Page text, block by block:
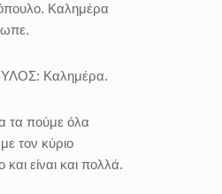
Καλημέρα
Καλημέρα.
τα πούμε όλα
τον κύριο
είναι και πολλά.